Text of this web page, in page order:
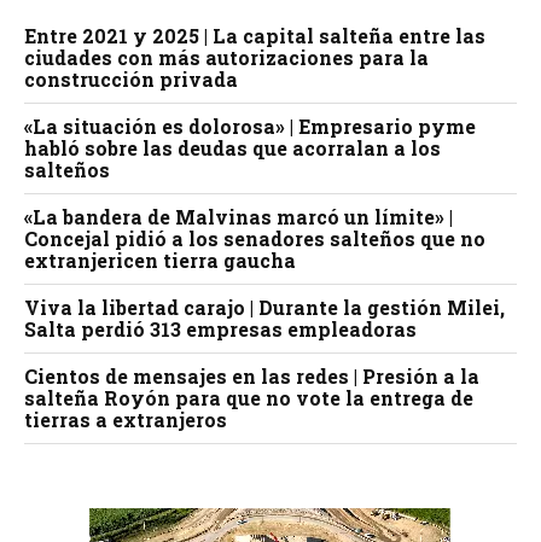
Entre 2021 y 2025 | La capital salteña entre las
ciudades con más autorizaciones para la
construcción privada
«La situación es dolorosa» | Empresario pyme
habló sobre las deudas que acorralan a los
salteños
«La bandera de Malvinas marcó un límite» |
Concejal pidió a los senadores salteños que no
extranjericen tierra gaucha
Viva la libertad carajo | Durante la gestión Milei,
Salta perdió 313 empresas empleadoras
Cientos de mensajes en las redes | Presión a la
salteña Royón para que no vote la entrega de
tierras a extranjeros